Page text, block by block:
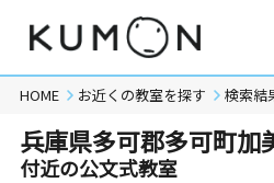
HOME お近くの教室を探す 検索結
兵庫県多可郡多可町加
付近の公文式教室